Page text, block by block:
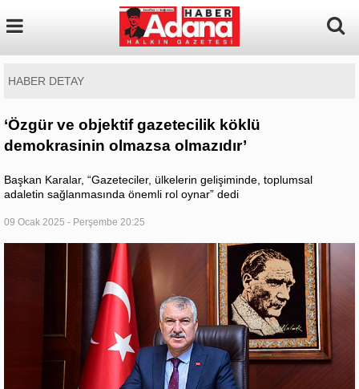
HABER DETAY
‘Özgür ve objektif gazetecilik köklü
demokrasinin olmazsa olmazıdır’
Başkan Karalar, “Gazeteciler, ülkelerin gelişiminde, toplumsal
adaletin sağlanmasında önemli rol oynar” dedi
09 Ocak 2025 - Perşembe 20:25